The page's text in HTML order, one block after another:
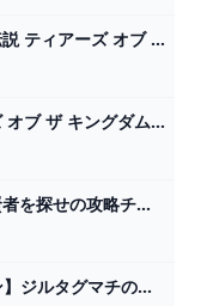
話題のゲーム『ゼルダの伝説 ティアーズ オブ ザ キングダム』レビュー。『ティアキン』がもたらす複層的で緩慢な時間｜Tokyo Art Beat
ゼルダの伝説 ティアーズ オブ ザ キングダム 2nd トレーラー - YouTube
【ティアキン】五人目の賢者を探せの攻略チャート【ゼルダの伝説ティアーズオブザキングダム】｜ゲームエイト
【ティアキン】ジルタグマチの祠攻略と宝箱｜空を飛ぶもの【ゼルダの伝説ティアーズオブザキングダム】